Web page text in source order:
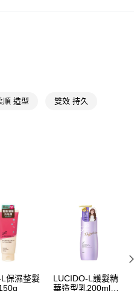
付款。
取消之訂單仍視為有效，需透過AFTEE
後付 」之結帳頁面顯示為準，若有關於
款等相關疑問，請聯繫「AFTEE先享後
support/home
供之「AFTEE先享後付」服務完成之
個人資料，並將交易相關給付款項請
)免運費
)免運費
)免運費
順 造型 雙效 持久
保濕整髮
LUCIDO-L護髮精
華造型乳200ml立